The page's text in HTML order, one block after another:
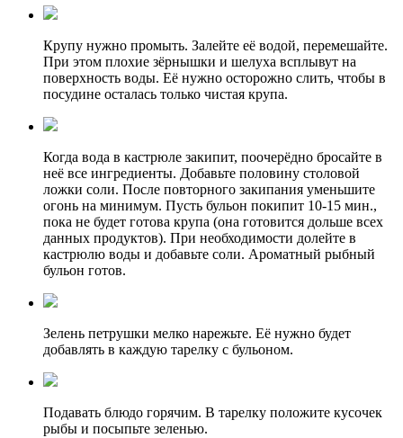
Крупу нужно промыть. Залейте её водой, перемешайте.
При этом плохие зёрнышки и шелуха всплывут на
поверхность воды. Её нужно осторожно слить, чтобы в
посудине осталась только чистая крупа.
Когда вода в кастрюле закипит, поочерёдно бросайте в
неё все ингредиенты. Добавьте половину столовой
ложки соли. После повторного закипания уменьшите
огонь на минимум. Пусть бульон покипит 10-15 мин.,
пока не будет готова крупа (она готовится дольше всех
данных продуктов). При необходимости долейте в
кастрюлю воды и добавьте соли. Ароматный рыбный
бульон готов.
Зелень петрушки мелко нарежьте. Её нужно будет
добавлять в каждую тарелку с бульоном.
Подавать блюдо горячим. В тарелку положите кусочек
рыбы и посыпьте зеленью.